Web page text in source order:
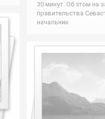
30 минут. Об этом на
правительства
начальник